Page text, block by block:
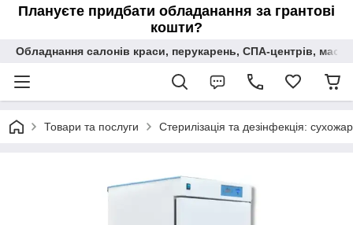
Плануєте придбати обладанання за грантові
кошти?
Обладнання салонів краси, перукарень, СПА-центрів,
Товари та послуги Стерилізація та дезінфекція: